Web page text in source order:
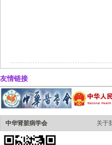
友情链接
中华肾脏病学会 关于